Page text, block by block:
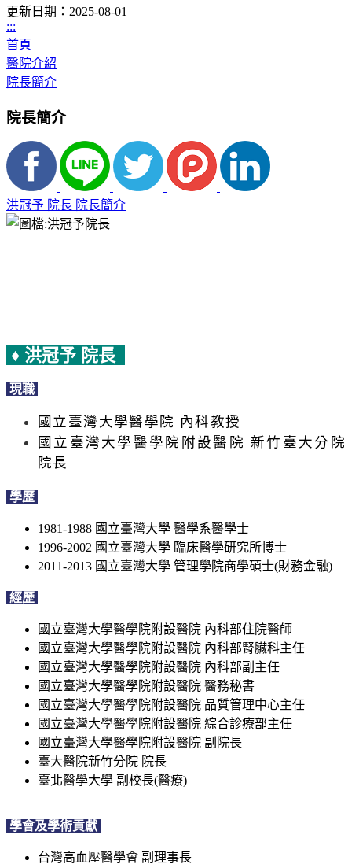
更新日期：2025-08-01
:::
首頁
醫院介紹
院長簡介
院長簡介
洪冠予 院長 院長簡介
♦ 洪冠予 院長
現職
國立臺灣大學醫學院 內科教授
國立臺灣大學醫學院附設醫院 新竹臺大分院
院長
學歷
1981-1988 國立臺灣大學 醫學系醫學士
1996-2002 國立臺灣大學 臨床醫學研究所博士
2011-2013 國立臺灣大學 管理學院商學碩士(財務金融)
經歷
國立臺灣大學醫學院附設醫院 內科部住院醫師
國立臺灣大學醫學院附設醫院 內科部腎臟科主任
國立臺灣大學醫學院附設醫院 內科部副主任
國立臺灣大學醫學院附設醫院 醫務秘書
國立臺灣大學醫學院附設醫院 品質管理中心主任
國立臺灣大學醫學院附設醫院 綜合診療部主任
國立臺灣大學醫學院附設醫院 副院長
臺大醫院新竹分院 院長
臺北醫學大學 副校長(醫療)
學會及學術貢獻
台灣高血壓醫學會 副理事長